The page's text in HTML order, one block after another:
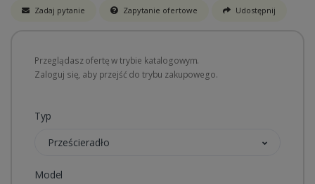
Zadaj pytanie Zapytanie ofertowe Udostępnij
Przeglądasz ofertę w trybie katalogowym.
Zaloguj się, aby przejść do trybu zakupowego.
Typ
Prześcieradło
Model